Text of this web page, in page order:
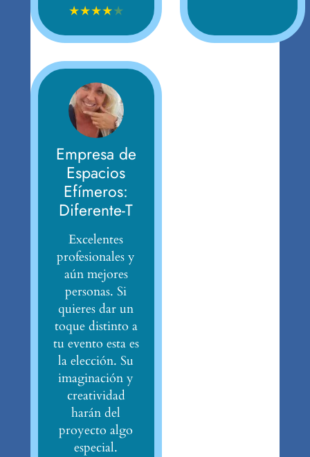
★★★★★
Empresa de
Espacios
Efímeros:
Diferente-T
Excelentes
profesionales y
aún mejores
personas. Si
quieres dar un
toque distinto a
tu evento esta es
la elección. Su
imaginación y
creatividad
harán del
proyecto algo
especial.